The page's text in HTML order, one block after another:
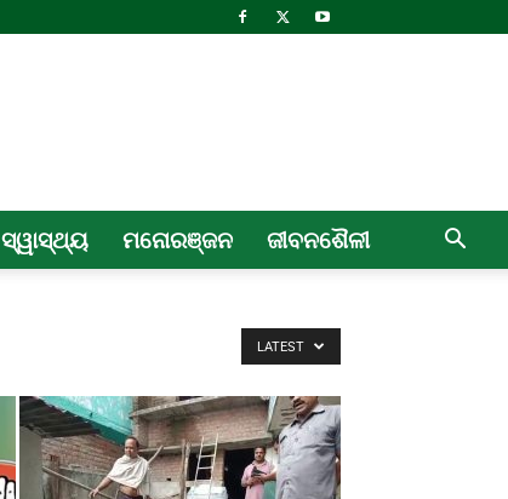
ସ୍ୱାସ୍ଥ୍ୟ ମନୋରଞ୍ଜନ ଜୀବନଶୈଳୀ
LATEST